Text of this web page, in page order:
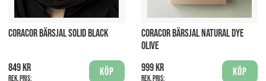
CORACOR BÄRSJAL SOLID BLACK
849 kr
Rek. pris:
Köp
CORACOR BÄRSJAL NATURAL DYE
OLIVE
999 kr
Rek. pris:
Köp